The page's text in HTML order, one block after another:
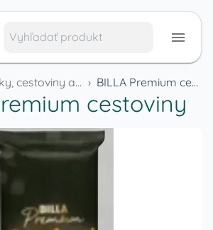
Obilniny, múky, cestoviny a cereálie › BILLA Premium cestoviny
cestoviny